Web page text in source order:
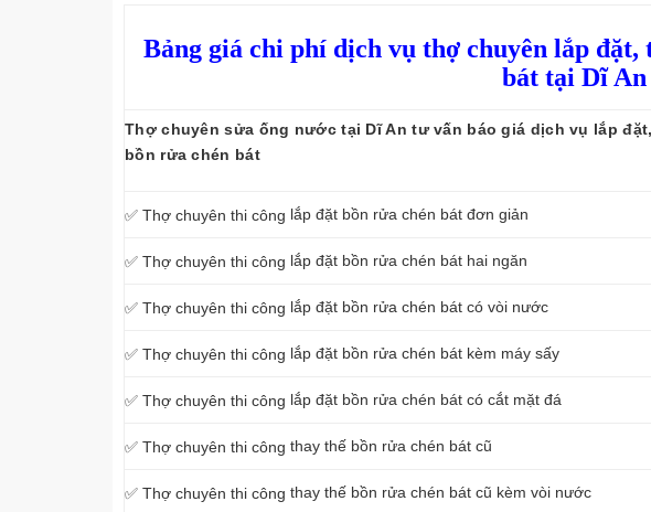
Bảng giá chi phí dịch vụ thợ chuyên lắp đặt,
bát tại Dĩ An
Thợ chuyên sửa ống nước tại Dĩ An tư vấn báo giá dịch vụ lắp
bồn rửa chén bát
✅ Thợ chuyên thi công lắp đặt bồn rửa chén bát đơn giản
✅ Thợ chuyên thi công lắp đặt bồn rửa chén bát hai ngăn
✅ Thợ chuyên thi công lắp đặt bồn rửa chén bát có vòi nước
✅ Thợ chuyên thi công lắp đặt bồn rửa chén bát kèm máy sấy
✅ Thợ chuyên thi công lắp đặt bồn rửa chén bát có cắt mặt đá
✅ Thợ chuyên thi công thay thế bồn rửa chén bát cũ
✅ Thợ chuyên thi công thay thế bồn rửa chén bát cũ kèm vòi nước